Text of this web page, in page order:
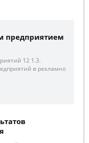
предприятием
12 1.3.
в рекламно